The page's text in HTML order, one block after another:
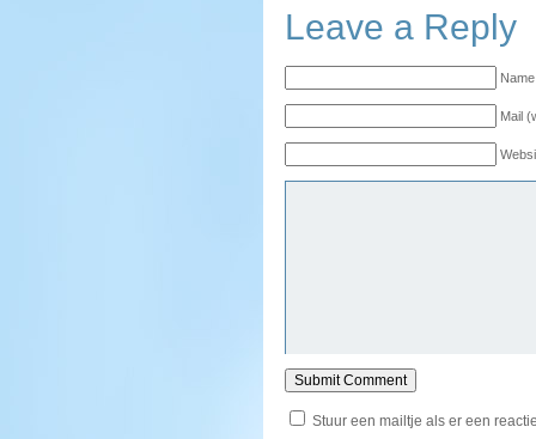
Leave a Reply
Mail
Stuur een mailtje als er een